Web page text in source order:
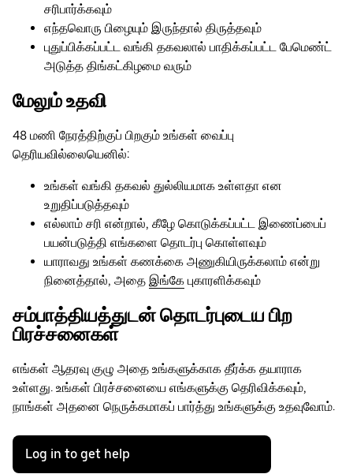
சரிபார்க்கவும்
எந்தவொரு பிழையும் இருந்தால் திருத்தவும்
புதுப்பிக்கப்பட்ட வங்கி தகவலால் பாதிக்கப்பட்ட பேமெண்ட்
அடுத்த திங்கட்கிழமை வரும்
மேலும் உதவி
48 மணி நேரத்திற்குப் பிறகும் உங்கள் வைப்பு
தெரியவில்லையெனில்:
உங்கள் வங்கி தகவல் துல்லியமாக உள்ளதா என
உறுதிப்படுத்தவும்
எல்லாம் சரி என்றால், கீழே கொடுக்கப்பட்ட இணைப்பைப்
பயன்படுத்தி எங்களை தொடர்பு கொள்ளவும்
யாராவது உங்கள் கணக்கை அணுகியிருக்கலாம் என்று
நினைத்தால், அதை இங்கே புகாரளிக்கவும்
சம்பாத்தியத்துடன் தொடர்புடைய பிற
பிரச்சனைகள்
எங்கள் ஆதரவு குழு அதை உங்களுக்காக தீர்க்க தயாராக
உள்ளது. உங்கள் பிரச்சனையை எங்களுக்கு தெரிவிக்கவும்,
நாங்கள் அதனை நெருக்கமாகப் பார்த்து உங்களுக்கு உதவுவோம்.
Log in to get help